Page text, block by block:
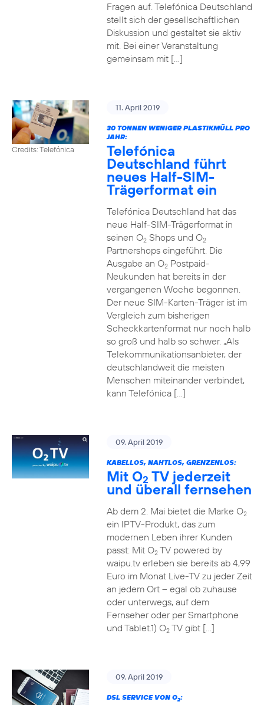
Fragen auf. Telefónica Deutschland
stellt sich der gesellschaftlichen
Diskussion und gestaltet sie aktiv
mit. Bei einer Veranstaltung
gemeinsam mit […]
Credits: Telefónica
11. April 2019
30 TONNEN WENIGER PLASTIKMÜLL PRO
JAHR:
Telefónica
Deutschland führt
neues Half-SIM-
Trägerformat ein
Telefónica Deutschland hat das
neue Half-SIM-Trägerformat in
seinen O2Shops und O2
Partnershops eingeführt. Die
Ausgabe an O2Postpaid-
Neukunden hat bereits in der
vergangenen Woche begonnen.
Der neue SIM-Karten-Träger ist im
Vergleich zum bisherigen
Scheckkartenformat nur noch halb
so groß und halb so schwer. „Als
Telekommunikationsanbieter, der
deutschlandweit die meisten
Menschen miteinander verbindet,
kann Telefónica […]
09. April 2019
KABELLOS, NAHTLOS, GRENZENLOS:
Mit O2 TV jederzeit
und überall fernsehen
Ab dem 2. Mai bietet die Marke O2
ein IPTV-Produkt, das zum
modernen Leben ihrer Kunden
passt: Mit O2TV powered by
waipu.tv erleben sie bereits ab 4,99
Euro im Monat Live-TV zu jeder Zeit
an jedem Ort – egal ob zuhause
oder unterwegs, auf dem
Fernseher oder per Smartphone
und Tablet.1) O2TV gibt […]
09. April 2019
DSL SERVICE VON O2: